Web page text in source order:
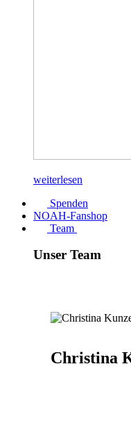
weiterlesen
Spenden
NOAH-Fanshop
Team
Unser Team
Christina